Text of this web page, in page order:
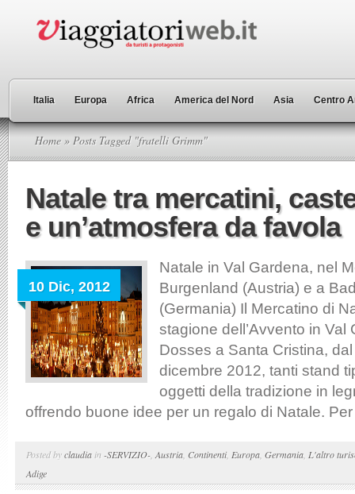
Italia Europa Africa America del Nord Asia Centro
Home » Posts Tagged "fratelli Grimm"
Natale tra mercatini,
e un’atmosfera da favola
10 Dic, 2012
Natale in Val Gardena, nel
Burgenland (Austria) e a
(Germania) Il Mercatino di
stagione dell’Avvento in Val
Dosses a Santa Cristina,
dicembre 2012, tanti stand
oggetti della tradizione in
offrendo buone idee per un regalo di Natale. Per
Posted byclaudia in -SERVIZIO- Austria Continenti, Europa Germania L'altro
Adige